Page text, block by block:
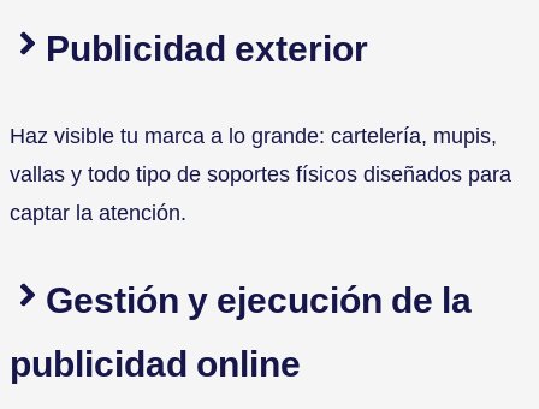
Publicidad exterior
Haz visible tu marca a lo grande: cartelería, mupis,
vallas y todo tipo de soportes físicos diseñados para
captar la atención.
Gestión y ejecución de la
publicidad online